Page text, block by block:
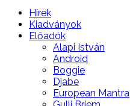
Hírek
Kiadványok
Előadók
Alapi István
Android
Boggie
Djabe
European Mantra